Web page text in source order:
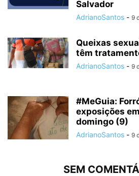
Salvador
AdrianoSantos - 9
Queixas
têm
AdrianoSantos - 9
#MeGuia:
exposições
domingo (9)
AdrianoSantos - 9
SEM